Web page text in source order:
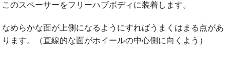
このスペーサーをフリーハブボディに装着します。
なめらかな面が上側になるようにすればうまくはまる点があ
ります。（直線的な面がホイールの中心側に向くよう）